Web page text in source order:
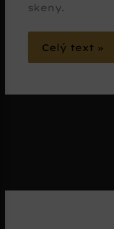
skeny.
Celý text »